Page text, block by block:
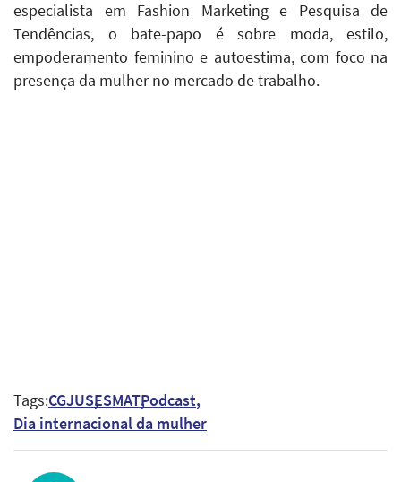
especialista em Fashion Marketing e Pesquisa de
Tendências, o bate-papo é sobre moda, estilo,
empoderamento feminino e autoestima, com foco na
presença da mulher no mercado de trabalho.
Tags:CGJUSESMATPodcast
Dia internacional da mulher